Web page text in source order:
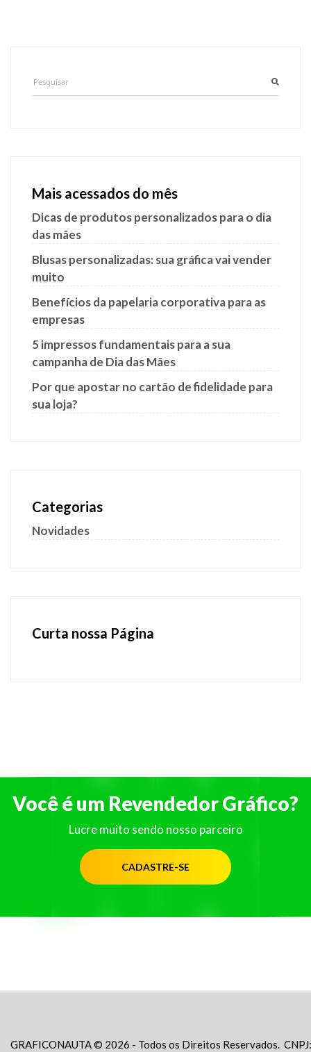
Mais acessados do mês
Dicas de produtos personalizados para o dia
das mães
Blusas personalizadas: sua gráfica vai vender
muito
Benefícios da papelaria corporativa para as
empresas
5 impressos fundamentais para a sua
campanha de Dia das Mães
Por que apostar no cartão de fidelidade para
sua loja?
Categorias
Novidades
Curta nossa Página
Você é um Revendedor Gráfico?
Lucre muito sendo nosso parceiro
CADASTRE-SE
GRAFICONAUTA © 2026 - Todos os Direitos Reservados.